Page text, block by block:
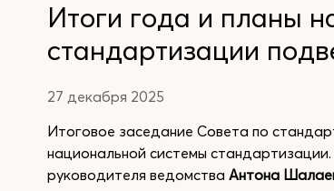
Итоги года и планы
стандартизации
27 декабря 2025
Итоговое заседание Совета по
национальной системы
руководителя ведомства Антона